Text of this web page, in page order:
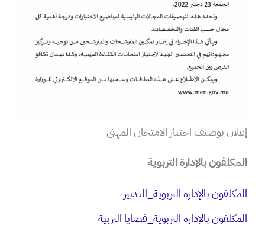
إعلان توصيف اختبار الامتحان المهني
المكلفون بالإدارة التربوية
​المكلفون بالإدارة التربوية_التدبير
​المكلفون بالإدارة التربوية_قضايا التربية